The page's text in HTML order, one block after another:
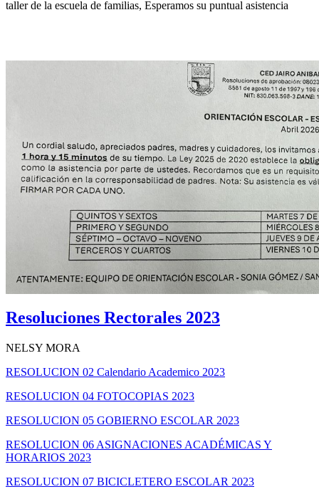
taller de la escuela de familias, Esperamos su puntual asistencia
Resoluciones Rectorales 2023
NELSY MORA
RESOLUCION 02 Calendario Academico 2023
RESOLUCION 04 FOTOCOPIAS 2023
RESOLUCION 05 GOBIERNO ESCOLAR 2023
RESOLUCION 06 ASIGNACIONES ACADÉMICAS Y
HORARIOS 2023
RESOLUCION 07 BICICLETERO ESCOLAR 2023